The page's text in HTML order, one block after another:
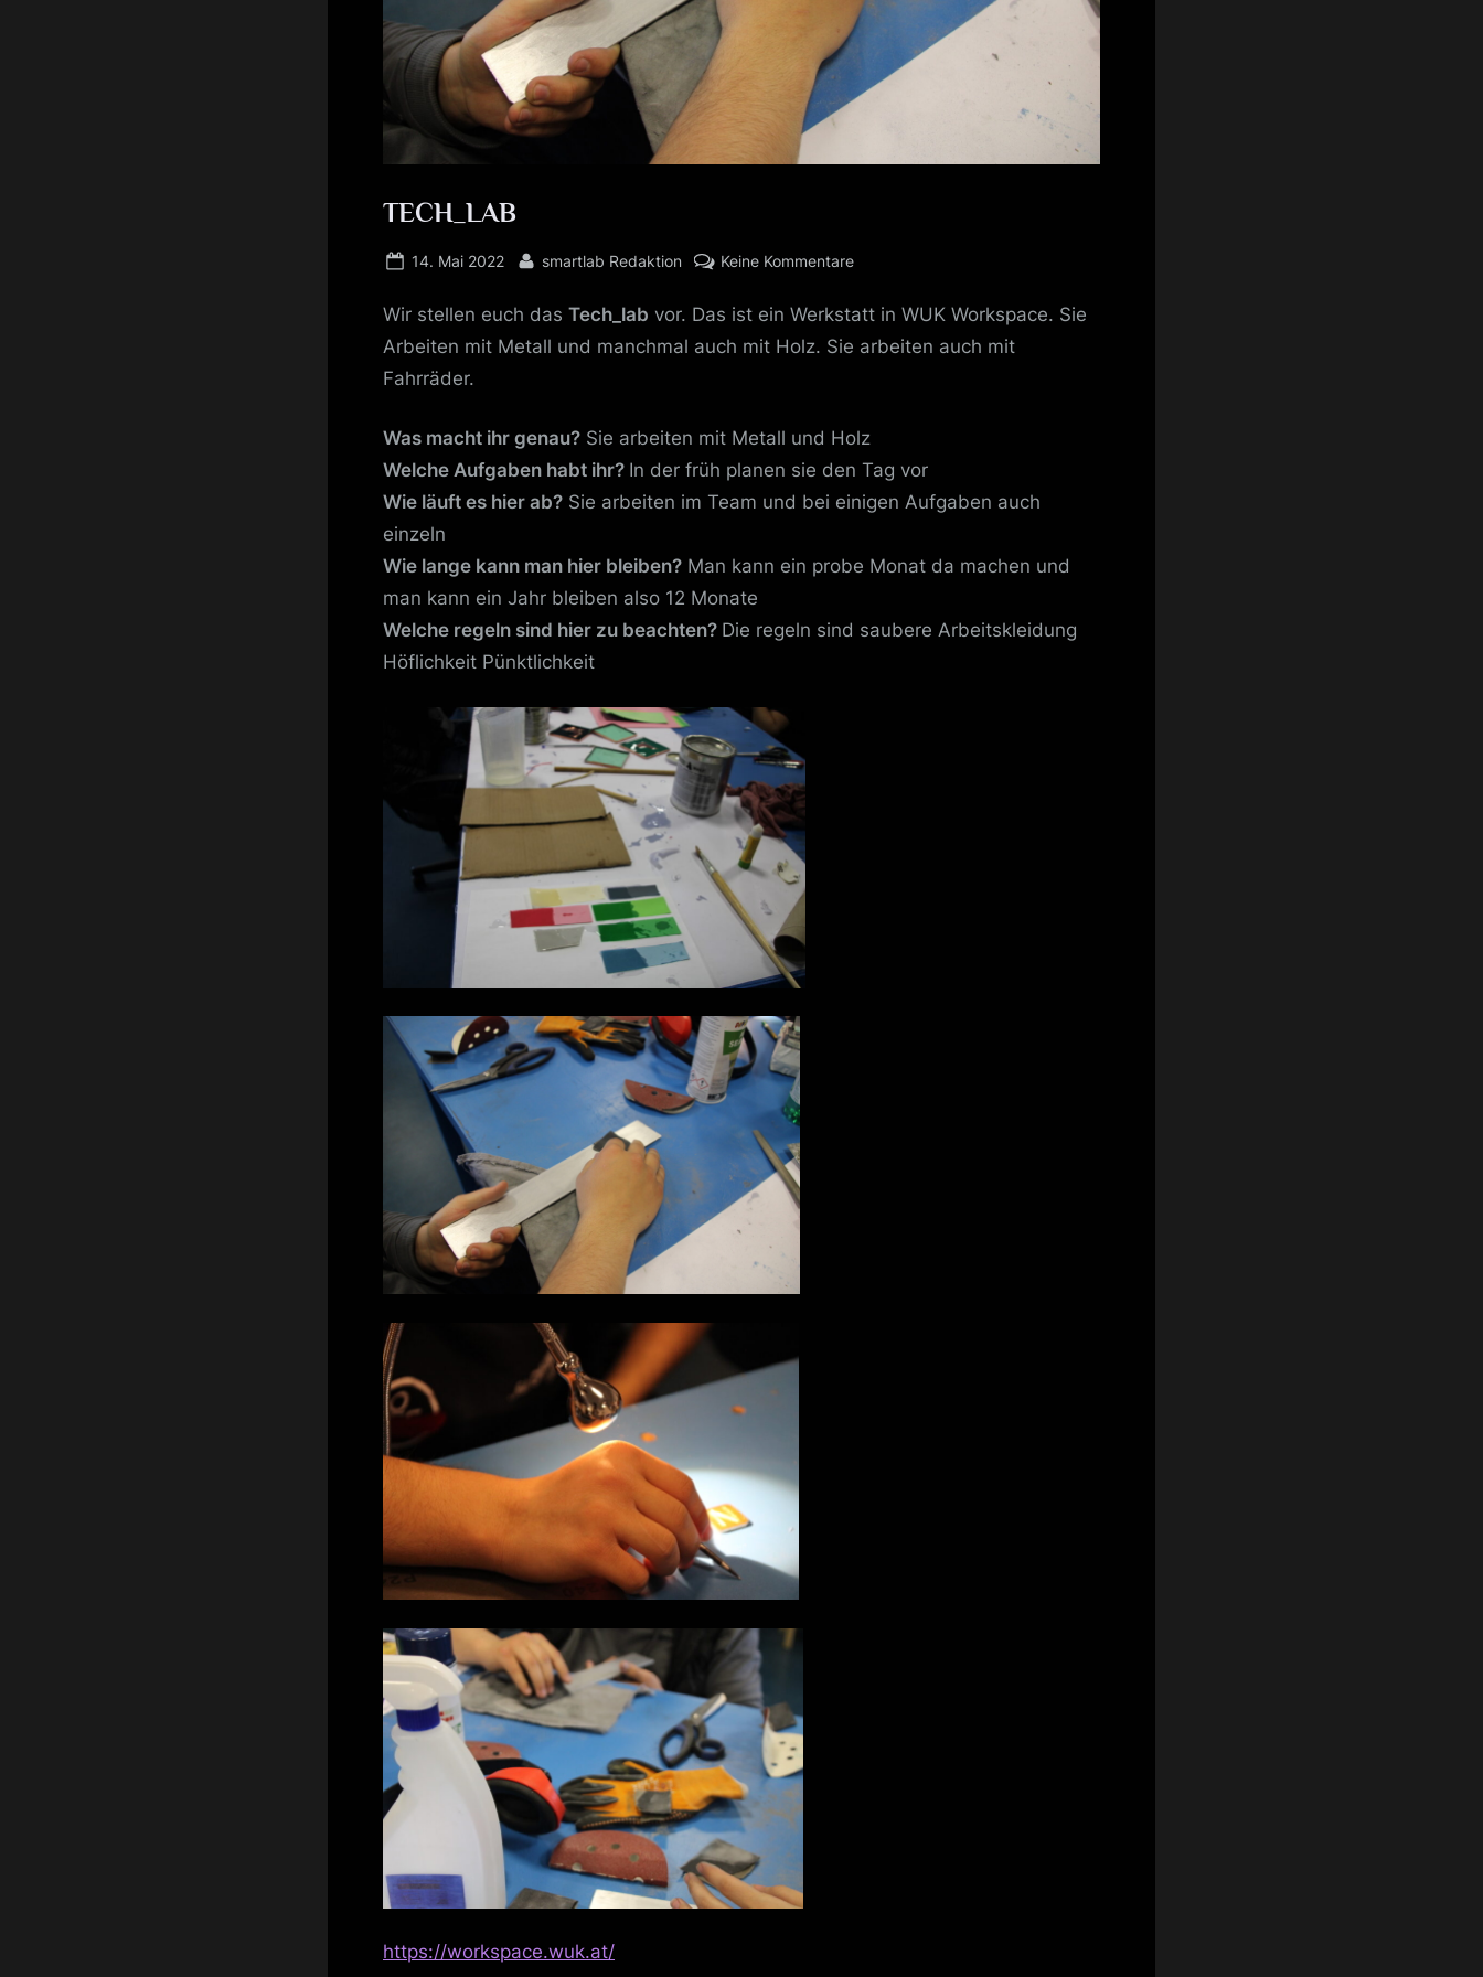
TECH_LAB
Posted
14. Mai 2022 By
smartlab Redaktion Keine Kommentarezu
Wir stellen euch das Tech_lab vor. Das ist ein Werkstatt in WUK Workspace. Sie
Arbeiten mit Metall und manchmal auch mit Holz. Sie arbeiten auch mit
Fahrräder.
Was macht ihr genau? Sie arbeiten mit Metall und Holz
Welche Aufgaben habt ihr? In der früh planen sie den Tag vor
Wie läuft es hier ab? Sie arbeiten im Team und bei einigen Aufgaben auch
einzeln
Wie lange kann man hier bleiben? Man kann ein probe Monat da machen und
man kann ein Jahr bleiben also 12 Monate
Welche regeln sind hier zu beachten? Die regeln sind saubere Arbeitskleidung
Höflichkeit Pünktlichkeit
https://workspace.wuk.at/